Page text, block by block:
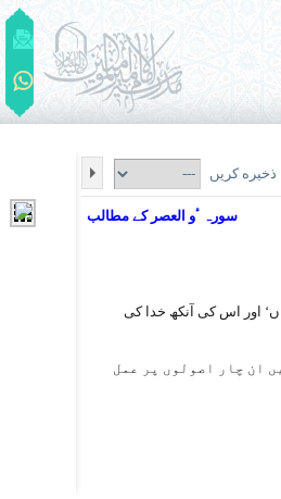
ذخیره کریں
سورہ ٴو العصر کے مطالب
اور اس کی آنکھ خدا کی
ان چار اصولوں پر عمل